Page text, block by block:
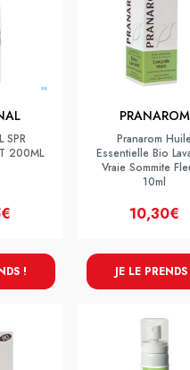
SPR
200ML
!
PRANAROM
Pranarom
Essentielle Bio
Vraie Sommite
10ml
10,30€
JE LE